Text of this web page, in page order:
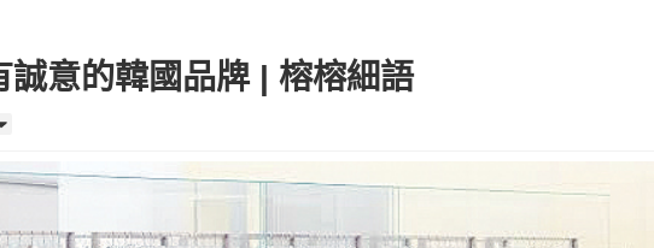
意的韓國品牌 | 榕榕細語